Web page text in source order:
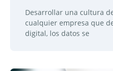
Desarrollar una cultura
cualquier empresa que
digital, los datos se